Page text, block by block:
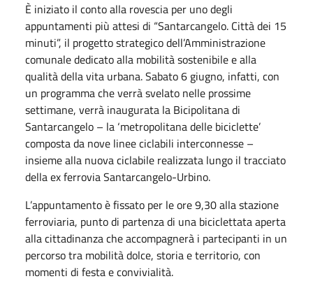
È iniziato il conto alla rovescia per uno degli
appuntamenti più attesi di “Santarcangelo. Città dei 15
minuti”, il progetto strategico dell’Amministrazione
comunale dedicato alla mobilità sostenibile e alla
qualità della vita urbana. Sabato 6 giugno, infatti, con
un programma che verrà svelato nelle prossime
settimane, verrà inaugurata la Bicipolitana di
Santarcangelo – la ‘metropolitana delle biciclette’
composta da nove linee ciclabili interconnesse –
insieme alla nuova ciclabile realizzata lungo il tracciato
della ex ferrovia Santarcangelo-Urbino.
L’appuntamento è fissato per le ore 9,30 alla stazione
ferroviaria, punto di partenza di una biciclettata aperta
alla cittadinanza che accompagnerà i partecipanti in un
percorso tra mobilità dolce, storia e territorio, con
momenti di festa e convivialità.